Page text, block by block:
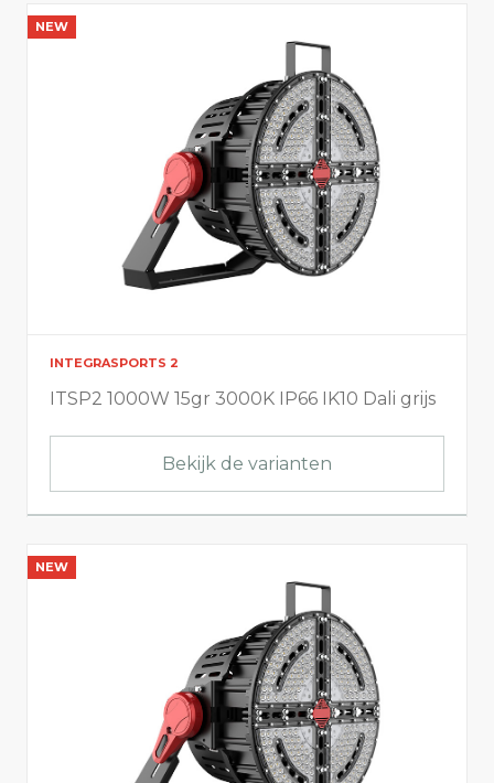
Product info
Afmetingen
NEW
INTEGRASPORTS 2
ITSP2 1000W 15gr 3000K IP66 IK10 Dali grijs
Bekijk de varianten
NEW